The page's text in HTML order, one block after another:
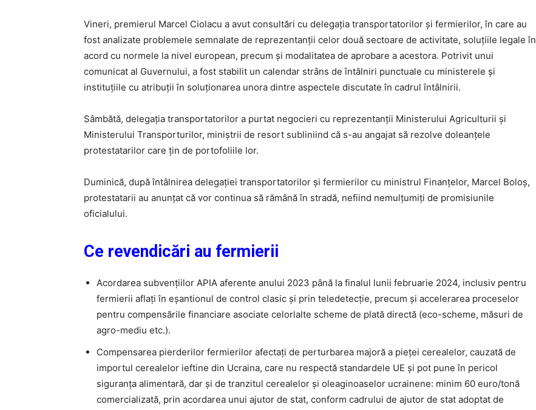
Vineri, premierul Marcel Ciolacu a avut consultări cu delegaţia transportatorilor şi fermierilor, în care au
fost analizate problemele semnalate de reprezentanţii celor două sectoare de activitate, soluţiile legale în
acord cu normele la nivel european, precum şi modalitatea de aprobare a acestora. Potrivit unui
comunicat al Guvernului, a fost stabilit un calendar strâns de întâlniri punctuale cu ministerele şi
instituţiile cu atribuţii în soluţionarea unora dintre aspectele discutate în cadrul întâlnirii.
Sâmbătă, delegația transportatorilor a purtat negocieri cu reprezentanții Ministerului Agriculturii și
Ministerului Transporturilor, miniștrii de resort subliniind că s-au angajat să rezolve doleanțele
protestatarilor care țin de portofoliile lor.
Duminică, după întâlnirea delegației transportatorilor și fermierilor cu ministrul Finanțelor, Marcel Boloș,
protestatarii au anunțat că vor continua să rămână în stradă, nefiind nemulțumiți de promisiunile
oficialului.
Ce revendicări au fermierii
Acordarea subvenţiilor APIA aferente anului 2023 până la finalul lunii februarie 2024, inclusiv pentru
fermierii aflaţi în eşantionul de control clasic şi prin teledetecţie, precum şi accelerarea proceselor
pentru compensările financiare asociate celorlalte scheme de plată directă (eco-scheme, măsuri de
agro-mediu etc.).
Compensarea pierderilor fermierilor afectaţi de perturbarea majoră a pieţei cerealelor, cauzată de
importul cerealelor ieftine din Ucraina, care nu respectă standardele UE şi pot pune în pericol
siguranţa alimentară, dar şi de tranzitul cerealelor şi oleaginoaselor ucrainene: minim 60 euro/tonă
comercializată, prin acordarea unui ajutor de stat, conform cadrului de ajutor de stat adoptat de